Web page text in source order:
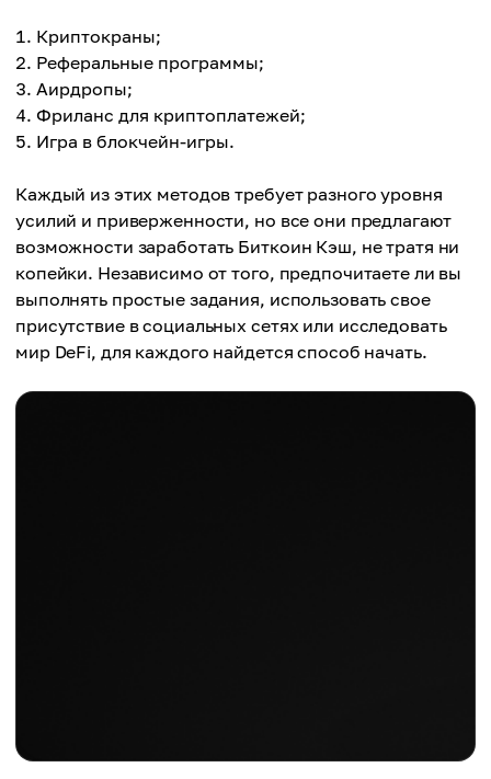
Криптокраны;
Реферальные программы;
Аирдропы;
Фриланс для криптоплатежей;
Игра в блокчейн-игры.
Каждый из этих методов требует разного уровня
усилий и приверженности, но все они предлагают
возможности заработать Биткоин Кэш, не тратя ни
копейки. Независимо от того, предпочитаете ли вы
выполнять простые задания, использовать свое
присутствие в социальных сетях или исследовать
мир DeFi, для каждого найдется способ начать.